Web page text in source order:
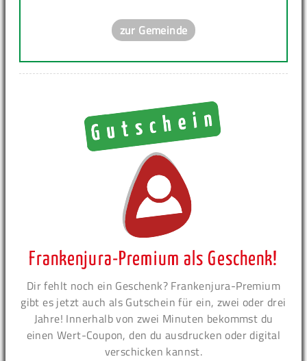
zur Gemeinde
Frankenjura-Premium als Geschenk!
Dir fehlt noch ein Geschenk? Frankenjura-Premium
gibt es jetzt auch als Gutschein für ein, zwei oder drei
Jahre! Innerhalb von zwei Minuten bekommst du
einen Wert-Coupon, den du ausdrucken oder digital
verschicken kannst.